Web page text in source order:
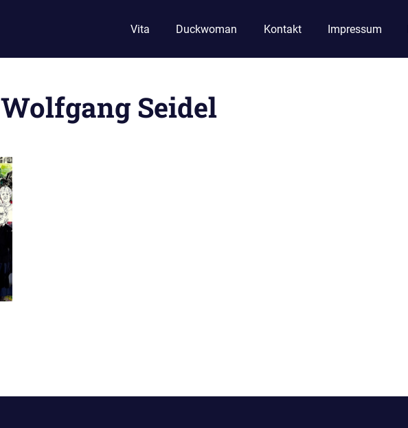
Vita Duckwoman Kontakt Impressum
Wolfgang Seidel